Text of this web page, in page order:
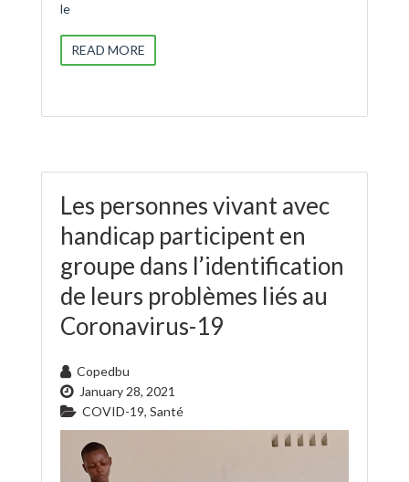
le
READ MORE
Les personnes vivant avec
handicap participent en
groupe dans l’identification
de leurs problèmes liés au
Coronavirus-19
Copedbu
January 28, 2021
COVID-19, Santé